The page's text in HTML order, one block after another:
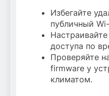
Избегайте
публичный
доступа по
Проверяйте
firmware у
климатом.